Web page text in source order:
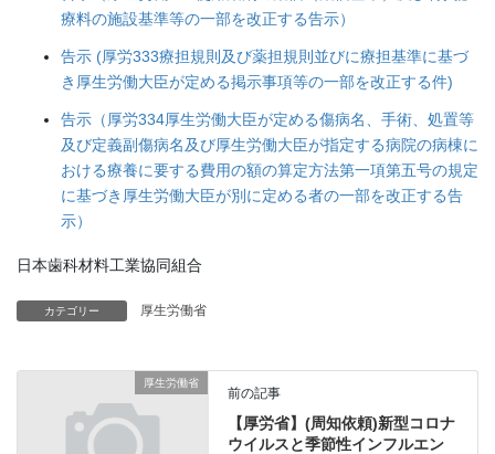
療料の施設基準等の一部を改正する告示）
告示 (厚労333療担規則及び薬担規則並びに療担基準に基づ
き厚生労働大臣が定める掲示事項等の一部を改正する件)
告示（厚労334厚生労働大臣が定める傷病名、手術、処置等
及び定義副傷病名及び厚生労働大臣が指定する病院の病棟に
おける療養に要する費用の額の算定方法第一項第五号の規定
に基づき厚生労働大臣が別に定める者の一部を改正する告
示）
日本歯科材料工業協同組合
カテゴリー 厚生労働省
厚生労働省
前の記事
【厚労省】(周知依頼)新型コロナ
ウイルスと季節性インフルエン